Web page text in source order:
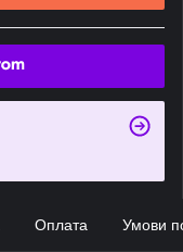
Оплата Умови